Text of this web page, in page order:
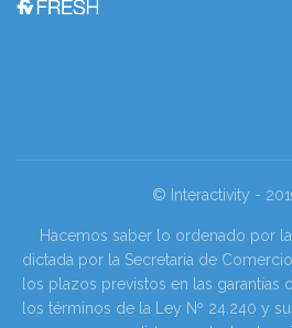
© Interactivity -
Hacemos saber lo ordenado por
dictada por la Secretaria de
los plazos previstos en las garantías
los términos de la Ley Nº 24.240 y